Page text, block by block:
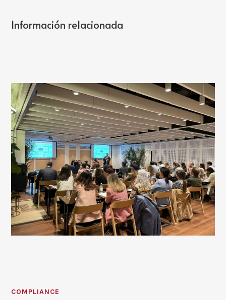
Información relacionada
COMPLIANCE